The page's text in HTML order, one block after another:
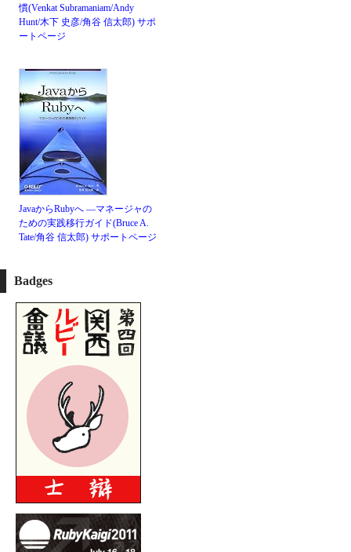
慣(Venkat Subramaniam/Andy
Hunt/木下 史彦/角谷 信太郎) サポ
ートページ
JavaからRubyへ ―マネージャの
ための実践移行ガイド(Bruce A.
Tate/角谷 信太郎) サポートページ
Badges